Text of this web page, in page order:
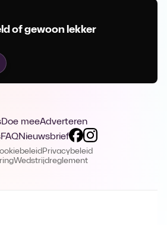
of gewoon lekker
Doe meeAdverteren
FAQNieuwsbrief
Privacybeleid
Wedstrijdreglement